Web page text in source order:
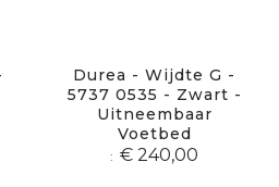
Durea - Wijdte G -
5737 0535 - Zwart -
Uitneembaar
Voetbed
€ 240,00